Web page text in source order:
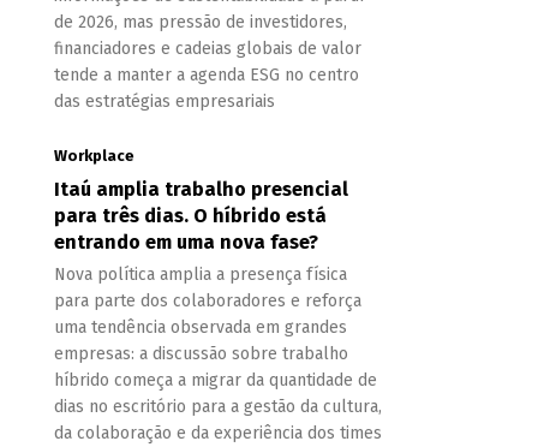
de 2026, mas pressão de investidores,
financiadores e cadeias globais de valor
tende a manter a agenda ESG no centro
das estratégias empresariais
Workplace
Itaú amplia trabalho presencial
para três dias. O híbrido está
entrando em uma nova fase?
Nova política amplia a presença física
para parte dos colaboradores e reforça
uma tendência observada em grandes
empresas: a discussão sobre trabalho
híbrido começa a migrar da quantidade de
dias no escritório para a gestão da cultura,
da colaboração e da experiência dos times